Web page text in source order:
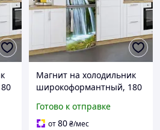
Магнит на холодильник
широкоформантный, 180
Готово к отправке
от80₴/мес